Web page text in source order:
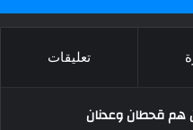
تعليقات
هم قحطان وعدنان